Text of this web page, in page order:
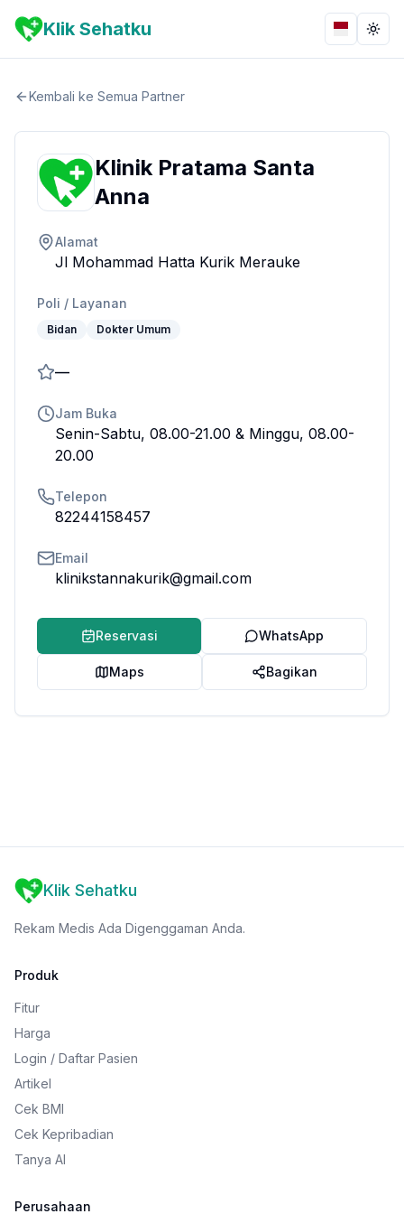
Klik Sehatku Bahasa
Kembali ke Semua Partner
Klinik Pratama Santa
Anna
Alamat
Jl Mohammad Hatta Kurik Merauke
Poli / Layanan
Bidan Dokter Umum
—
Jam Buka
Senin-Sabtu, 08.00-21.00 & Minggu, 08.00-
20.00
Telepon
82244158457
Email
klinikstannakurik@gmail.com
Reservasi WhatsApp
Maps Bagikan
Klik Sehatku
Rekam Medis Ada Digenggaman Anda.
Produk
Fitur
Harga
Login / Daftar Pasien
Artikel
Cek BMI
Cek Kepribadian
Tanya AI
Perusahaan